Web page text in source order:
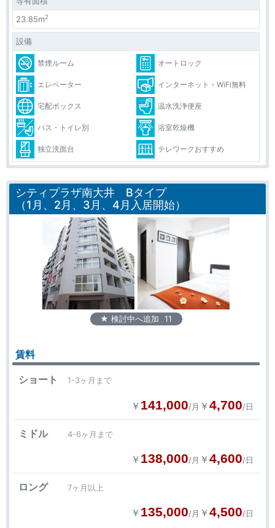
23.85m2
設備
禁煙ルーム オートロック
エレベーター インターネット・WiFi無料
宅配ボックス 温水洗浄便座
バス・トイレ別 浴室乾燥機
独立洗面台 テレワークおすすめ
シティプラザ南大井 Bタイプ
（1月、2月、3月、4月入居開始）
★ 検討中へ追加 11
賃料
ショート 1-3ヶ月まで
￥ 141,000/月 ￥4,700/日
ミドル 4-6ヶ月まで
￥ 138,000/月 ￥4,600/日
ロング 7ヶ月以上
￥ 135,000/月 ￥4,500/日